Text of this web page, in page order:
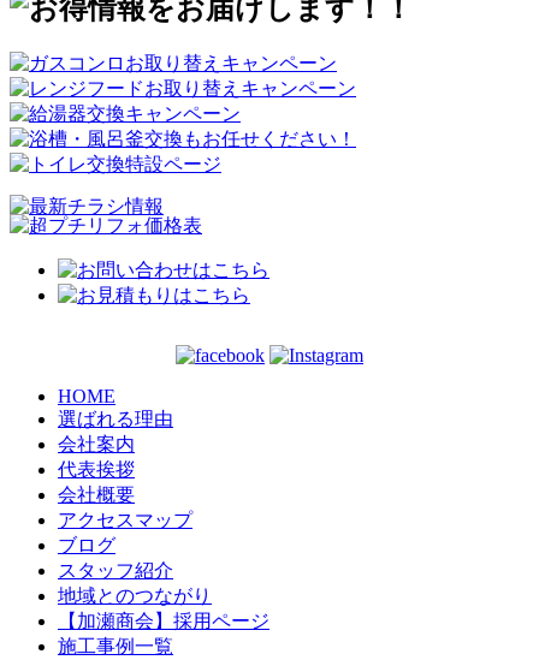
HOME
選ばれる理由
会社案内
代表挨拶
会社概要
アクセスマップ
ブログ
スタッフ紹介
地域とのつながり
【加瀬商会】採用ページ
施工事例一覧